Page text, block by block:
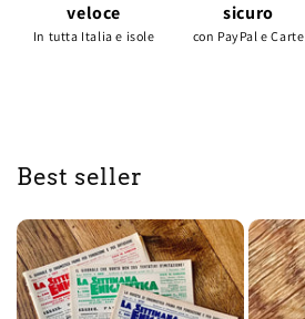
veloce
In tutta Italia e isole
sicuro
con PayPal e Carte
Best seller